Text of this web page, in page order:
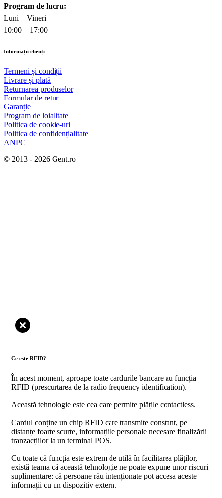
Program de lucru:
Luni – Vineri
10:00 – 17:00
Informații clienți
Termeni și condiții
Livrare și plată
Returnarea produselor
Formular de retur
Garanție
Program de loialitate
Politica de cookie-uri
Politica de confidențialitate
ANPC
© 2013 - 2026 Gent.ro
Ce este RFID?
În acest moment, aproape toate cardurile bancare au funcția
RFID (prescurtarea de la radio frequency identification).
Această tehnologie este cea care permite plățile contactless.
Cardul conține un chip RFID care transmite constant, pe
distanțe foarte scurte, informațiile personale necesare finalizării
tranzacțiilor la un terminal POS.
Cu toate că funcția este extrem de utilă în facilitarea plăților,
există teama că această tehnologie ne poate expune unor riscuri
suplimentare: că persoane rău intenționate pot accesa aceste
informații cu un dispozitiv extern.